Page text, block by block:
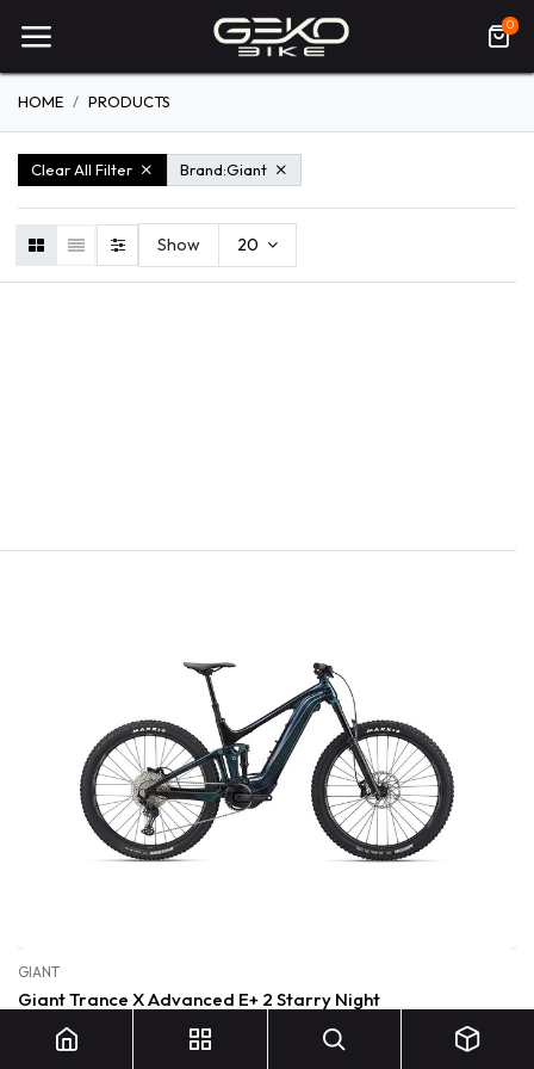
0
HOME PRODUCTS
Clear All Filter Brand:Giant
Show 20
GIANT
Giant Trance X Advanced E+ 2 Starry Night